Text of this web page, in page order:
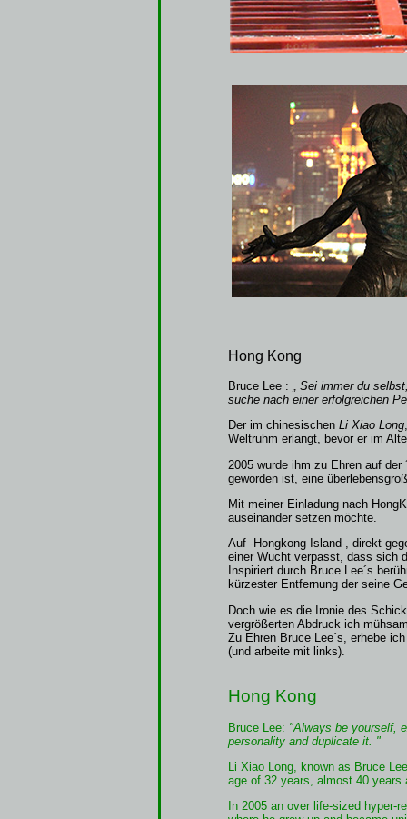
Hong Kong
Bruce Lee : „ Sei immer du
suche nach einer erfolgreichen
Der im chinesischen Li Xiao Long
Weltruhm erlangt, bevor er im
2005 wurde ihm zu Ehren auf
geworden ist, eine
Mit meiner Einladung nach
auseinander setzen möchte.
Auf -Hongkong Island-, direkt
einer Wucht verpasst, dass sich
Inspiriert durch Bruce Lee´s
kürzester Entfernung der seine
Doch wie es die Ironie des
vergrößerten Abdruck ich
Zu Ehren Bruce Lee´s, erhebe
(und arbeite mit links).
Hong Kong
Bruce Lee: "Always be yourself,
personality and duplicate it. "
Li Xiao Long, known as Bruce
age of 32 years, almost 40 years
In 2005 an over life-sized hyper-